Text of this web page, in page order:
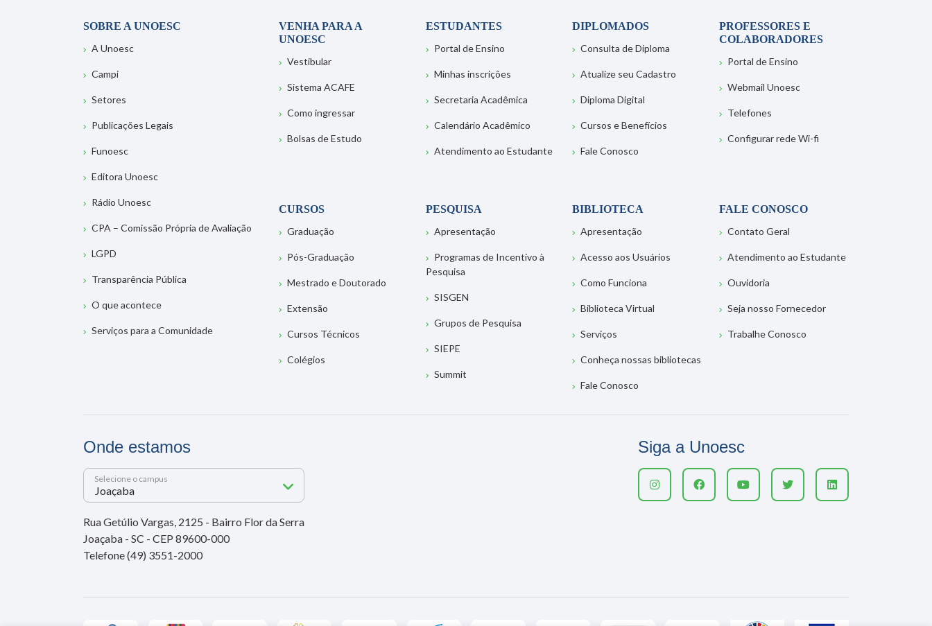
SOBRE A UNOESC
A Unoesc
Campi
Setores
Publicações Legais
Funoesc
Editora Unoesc
Rádio Unoesc
CPA – Comissão Própria de Avaliação
LGPD
Transparência Pública
O que acontece
Serviços para a Comunidade
VENHA PARA A
UNOESC
Vestibular
Sistema ACAFE
Como ingressar
Bolsas de Estudo
ESTUDANTES
Portal de Ensino
Minhas inscrições
Secretaria Acadêmica
Calendário Acadêmico
Atendimento ao Estudante
DIPLOMADOS
Consulta de Diploma
Atualize seu Cadastro
Diploma Digital
Cursos e Benefícios
Fale Conosco
PROFESSORES E
COLABORADORES
Portal de Ensino
Webmail Unoesc
Telefones
Configurar rede Wi-fi
CURSOS
Graduação
Pós-Graduação
Mestrado e Doutorado
Extensão
Cursos Técnicos
Colégios
PESQUISA
Apresentação
Programas de Incentivo à
Pesquisa
SISGEN
Grupos de Pesquisa
SIEPE
Summit
BIBLIOTECA
Apresentação
Acesso aos Usuários
Como Funciona
Biblioteca Virtual
Serviços
Conheça nossas bibliotecas
Fale Conosco
FALE CONOSCO
Contato Geral
Atendimento ao Estudante
Ouvidoria
Seja nosso Fornecedor
Trabalhe Conosco
Onde estamos
Selecione o campus
Rua Getúlio Vargas, 2125 - Bairro Flor da Serra
Joaçaba - SC - CEP 89600-000
Telefone (49) 3551-2000
Siga a Unoesc